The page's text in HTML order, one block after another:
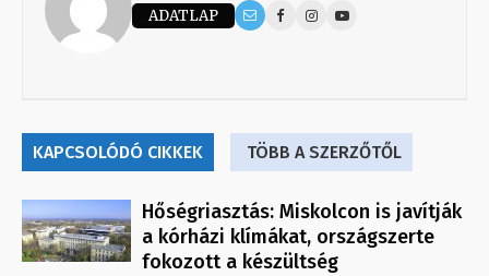
ADATLAP
KAPCSOLÓDÓ CIKKEK TÖBB A SZERZŐTŐL
Hőségriasztás: Miskolcon is javítják
a kórházi klímákat, országszerte
fokozott a készültség